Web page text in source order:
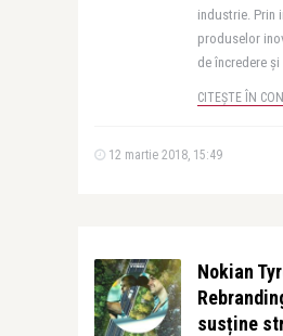
industrie. Prin
produselor
de încredere
CITEȘTE ÎN
12 martie 2018, 15:49
Nokian
susține